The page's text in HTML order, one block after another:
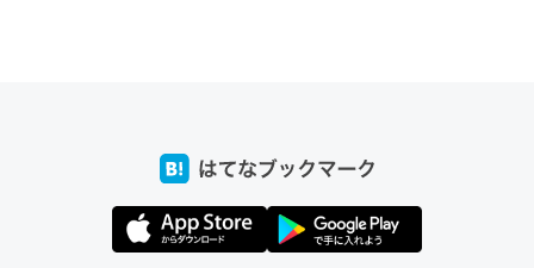
これ見て生きてるなって分かる。
コミュニケーションが劇的に変化した｜tayorini by LIFULL介護